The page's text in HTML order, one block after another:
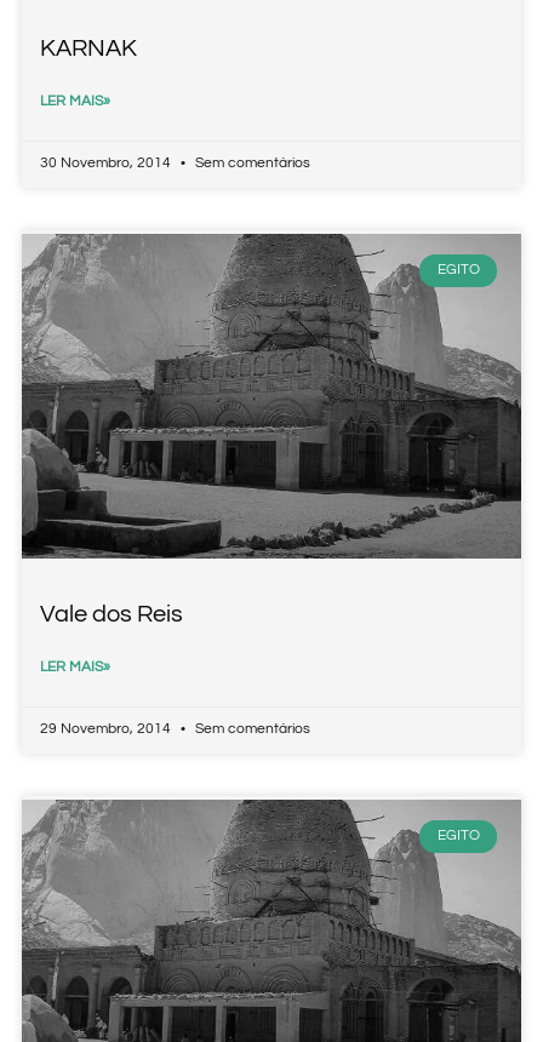
KARNAK
LER MAIS»
30 Novembro, 2014 Sem comentários
EGITO
Vale dos Reis
LER MAIS»
29 Novembro, 2014 Sem comentários
EGITO